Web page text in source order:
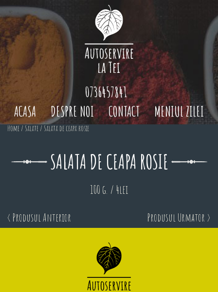
ACASA DESPRE NOI CONTACT MENIUL ZILEI
0736457841
Home / Salate / Salata de ceapa rosie
SALATA DE CEAPA ROSIE
100 g. / 4lei
< Produsul Anterior Produsul Urmator >